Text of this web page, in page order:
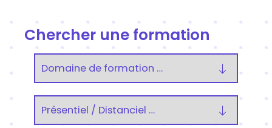
Chercher une formation
Domaine
formation
Présentiel